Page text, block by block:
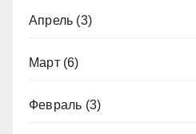
Апрель (3)
Март(6)
Февраль (3)